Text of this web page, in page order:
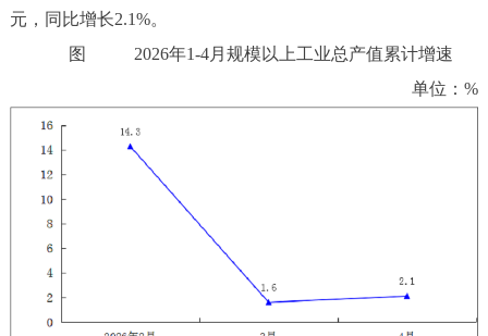
元，同比增长2.1%。
图 2026年1-4月规模以上工业总产值累计增速
单位：%